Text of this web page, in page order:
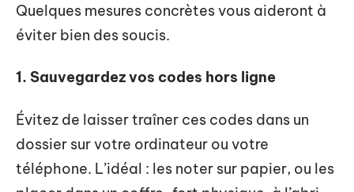
Quelques mesures concrètes vous aideront à
éviter bien des soucis.
1. Sauvegardez vos codes hors ligne
Évitez de laisser traîner ces codes dans un
dossier sur votre ordinateur ou votre
téléphone. L’idéal : les noter sur papier, ou les